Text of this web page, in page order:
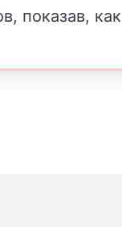
показав, как